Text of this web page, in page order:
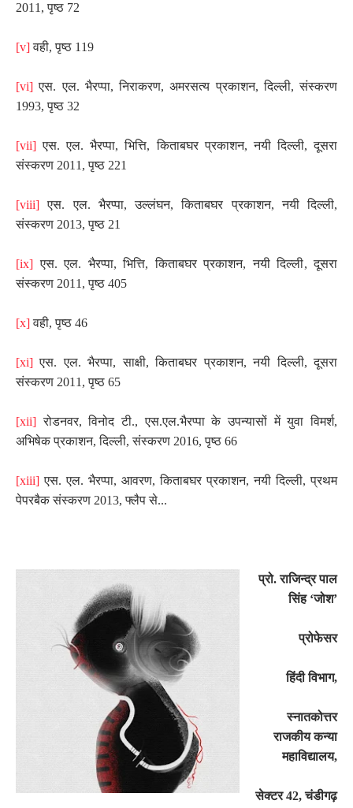
2011 ,पृष्ठ 72
[v] वही, पृष्ठ 119
[vi] एस. एल. भैरप्पा,निराकरण,अमरसत्य प्रकाशन,दिल्ली,संस्करण
1993,पृष्ठ 32
[vii] एस. एल. भैरप्पा,भित्ति,किताबघर प्रकाशन,नयी दिल्ली,दूसरा
संस्करण 2011 ,पृष्ठ 221
[viii] एस. एल. भैरप्पा,उल्लंघन,किताबघर प्रकाशन,नयी दिल्ली,
संस्करण 2013,पृष्ठ 21
[ix] एस. एल. भैरप्पा,भित्ति,किताबघर प्रकाशन,नयी दिल्ली,दूसरा
संस्करण 2011 ,पृष्ठ 405
[x] वही, पृष्ठ 46
[xi] एस. एल. भैरप्पा,साक्षी,किताबघर प्रकाशन,नयी दिल्ली,दूसरा
संस्करण 2011 ,पृष्ठ 65
[xii] रोडनवर, विनोद टी.,एस.एल.भैरप्पा के उपन्यासों में युवा विमर्श,
अभिषेक प्रकाशन,दिल्ली, संस्करण 2016,पृष्ठ 66
[xiii] एस. एल. भैरप्पा, आवरण,किताबघर प्रकाशन,नयी दिल्ली,प्रथम
पेपरबैक संस्करण 2013, फ्लैप से...
प्रो. राजिन्द्र पाल
सिंह ‘जोश’
प्रोफेसर
हिंदी विभाग,
स्नातकोत्तर
राजकीय कन्या
महाविद्यालय,
सेक्टर 42,चंडीगढ़